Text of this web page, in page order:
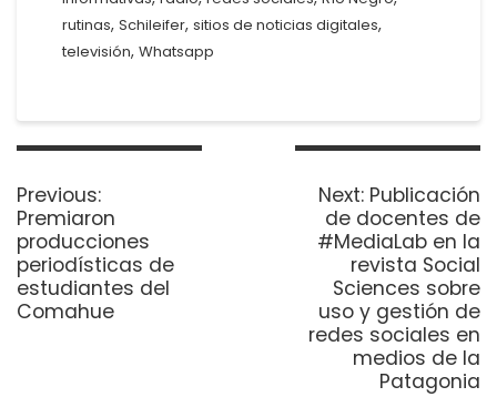
rutinas, Schileifer, sitios de noticias digitales,
televisión, Whatsapp
Navegación
entradas
Previous:Previous
post:
Premiaron
producciones
periodísticas de
estudiantes del
Comahue
Next: Next
post:
Publicación
de docentes de
#MediaLab en la
revista Social
Sciences sobre
uso y gestión de
redes sociales en
medios de la
Patagonia